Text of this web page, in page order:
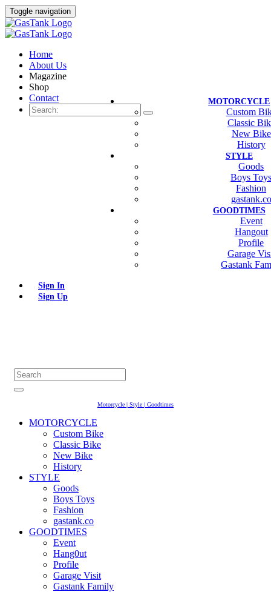
Toggle navigation
Home
About Us
Magazine
Shop
Contact
MOTORCYCLE
Custom
Classic
New Bike
History
STYLE
Goods
Boys
Fashion
gastank.co
GOODTIMES
Event
Hangout
Profile
Garage
Gastank
Sign In
Sign Up
Motorcycle | Style | Goodtimes
MOTORCYCLE
Custom Bike
Classic Bike
New Bike
History
STYLE
Goods
Boys Toys
Fashion
gastank.co
GOODTIMES
Event
Hang0ut
Profile
Garage Visit
Gastank Family